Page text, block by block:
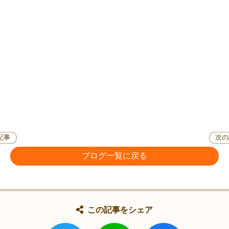
事
ブログ一覧に戻る
次
この記事をシェア